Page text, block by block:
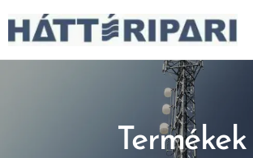
Termékek